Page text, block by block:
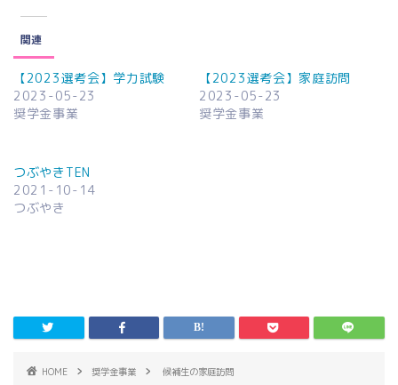
関連
【2023選考会】学力試験
2023-05-23
奨学金事業
【2023選考会】家庭訪問
2023-05-23
奨学金事業
つぶやきTEN
2021-10-14
つぶやき
HOME 奨学金事業 候補生の家庭訪問